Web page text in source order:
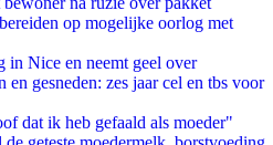
op mogelijke oorlog met
in Nice en neemt geel over
en gesneden: zes jaar cel en tbs voor
dat ik heb gefaald als moeder"